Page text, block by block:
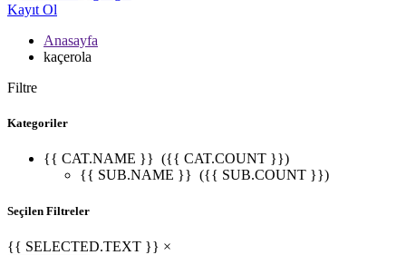
Kayıt Ol
Anasayfa
kaçerola
Filtre
Kategoriler
{{ CAT.NAME }} ({{ CAT.COUNT }})
{{ SUB.NAME }} ({{ SUB.COUNT }})
Seçilen Filtreler
{{ SELECTED.TEXT }} ×